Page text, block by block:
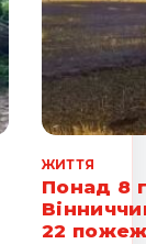
ЖИТТЯ
Понад 8
22